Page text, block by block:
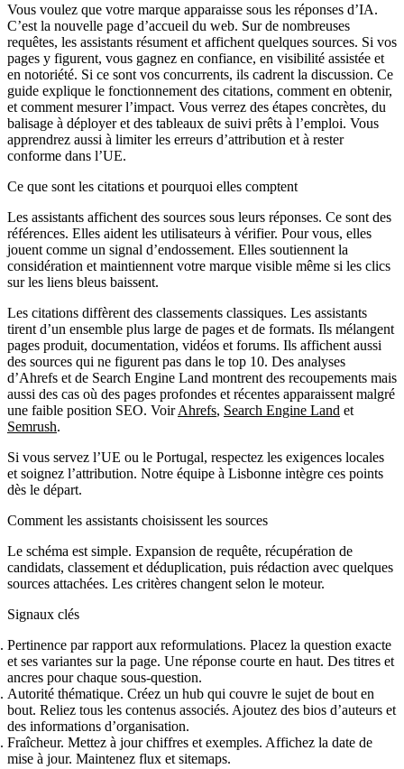
Vous voulez que votre marque apparaisse sous les réponses d’IA.
C’est la nouvelle page d’accueil du web. Sur de nombreuses
requêtes, les assistants résument et affichent quelques sources. Si vos
pages y figurent, vous gagnez en confiance, en visibilité assistée et
en notoriété. Si ce sont vos concurrents, ils cadrent la discussion. Ce
guide explique le fonctionnement des citations, comment en obtenir,
et comment mesurer l’impact. Vous verrez des étapes concrètes, du
balisage à déployer et des tableaux de suivi prêts à l’emploi. Vous
apprendrez aussi à limiter les erreurs d’attribution et à rester
conforme dans l’UE.
Ce que sont les citations et pourquoi elles comptent
Les assistants affichent des sources sous leurs réponses. Ce sont des
références. Elles aident les utilisateurs à vérifier. Pour vous, elles
jouent comme un signal d’endossement. Elles soutiennent la
considération et maintiennent votre marque visible même si les clics
sur les liens bleus baissent.
Les citations diffèrent des classements classiques. Les assistants
tirent d’un ensemble plus large de pages et de formats. Ils mélangent
pages produit, documentation, vidéos et forums. Ils affichent aussi
des sources qui ne figurent pas dans le top 10. Des analyses
d’Ahrefs et de Search Engine Land montrent des recoupements mais
aussi des cas où des pages profondes et récentes apparaissent malgré
une faible position SEO. VoirAhrefs, Search Engine Land et
Semrush.
Si vous servez l’UE ou le Portugal, respectez les exigences locales
et soignez l’attribution. Notre équipe à Lisbonne intègre ces points
dès le départ.
Comment les assistants choisissent les sources
Le schéma est simple. Expansion de requête, récupération de
candidats, classement et déduplication, puis rédaction avec quelques
sources attachées. Les critères changent selon le moteur.
Signaux clés
Pertinence par rapport aux reformulations. Placez la question exacte
et ses variantes sur la page. Une réponse courte en haut. Des titres et
ancres pour chaque sous‑question.
Autorité thématique. Créez un hub qui couvre le sujet de bout en
bout. Reliez tous les contenus associés. Ajoutez des bios d’auteurs et
des informations d’organisation.
Fraîcheur. Mettez à jour chiffres et exemples. Affichez la date de
mise à jour. Maintenez flux et sitemaps.